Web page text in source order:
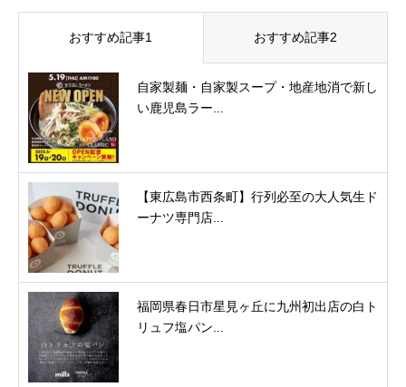
おすすめ記事1 おすすめ記事2
自家製麺・自家製スープ・地産地消で新し
い鹿児島ラー...
【東広島市西条町】行列必至の大人気生ド
ーナツ専門店...
福岡県春日市星見ヶ丘に九州初出店の白ト
リュフ塩パン...